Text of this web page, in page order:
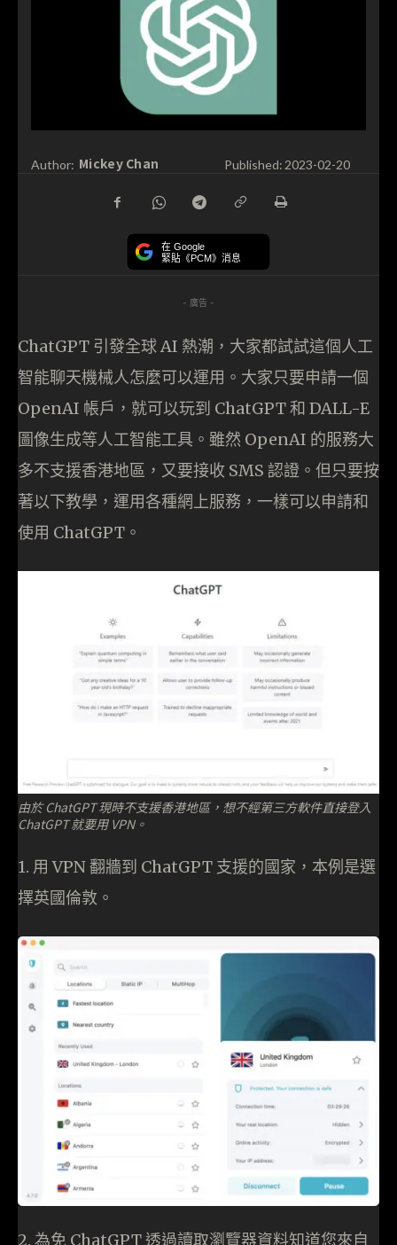
Author: Mickey Chan Published: 2023-02-20
在 Google
緊貼《PCM》消息
- 廣告 -
ChatGPT 引發全球 AI 熱潮，大家都試試這個人工
智能聊天機械人怎麼可以運用。大家只要申請一個
OpenAI 帳戶，就可以玩到 ChatGPT 和 DALL-E
圖像生成等人工智能工具。雖然 OpenAI 的服務大
多不支援香港地區，又要接收 SMS 認證。但只要按
著以下教學，運用各種網上服務，一樣可以申請和
使用 ChatGPT。
由於 ChatGPT 現時不支援香港地區，想不經第三方軟件直接登入
ChatGPT 就要用 VPN。
1. 用 VPN 翻牆到 ChatGPT 支援的國家，本例是選
擇英國倫敦。
2. 為免 ChatGPT 透過讀取瀏覽器資料知道您來自